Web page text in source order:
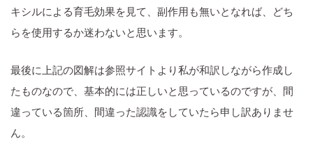
キシルによる育毛効果を見て、副作用も無いとなれば、どち
らを使用するか迷わないと思います。
最後に上記の図解は参照サイトより私が和訳しながら作成し
たものなので、基本的には正しいと思っているのですが、間
違っている箇所、間違った認識をしていたら申し訳ありませ
ん。